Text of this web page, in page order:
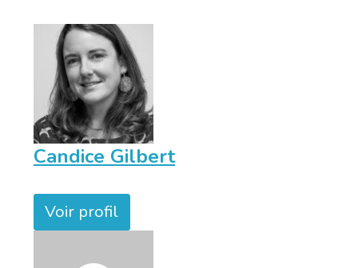
Candice Gilbert
Voir profil